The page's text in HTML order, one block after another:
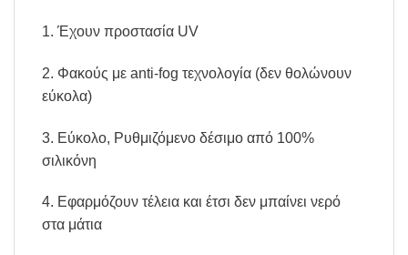
1. Έχουν προστασία UV
2. Φακούς με anti-fog τεχνολογία (δεν θολώνουν
εύκολα)
3. Εύκολο, Ρυθμιζόμενο δέσιμο από 100%
σιλικόνη
4. Εφαρμόζουν τέλεια και έτσι δεν μπαίνει νερό
στα μάτια